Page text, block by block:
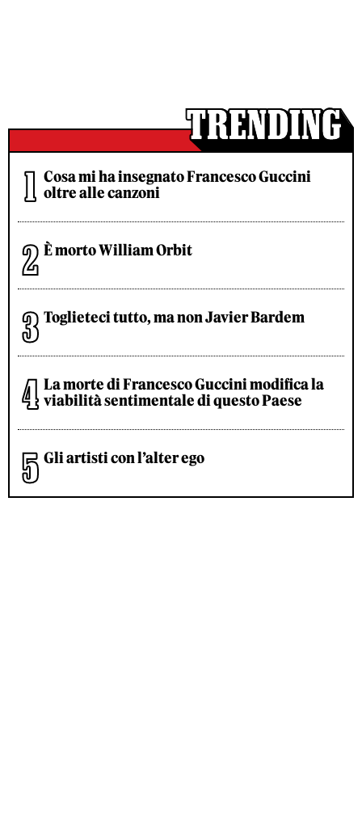
Cosa mi ha insegnato Francesco Guccini
oltre alle canzoni
È morto William Orbit
Toglieteci tutto, ma non Javier Bardem
La morte di Francesco Guccini modifica la
viabilità sentimentale di questo Paese
Gli artisti con l’alter ego